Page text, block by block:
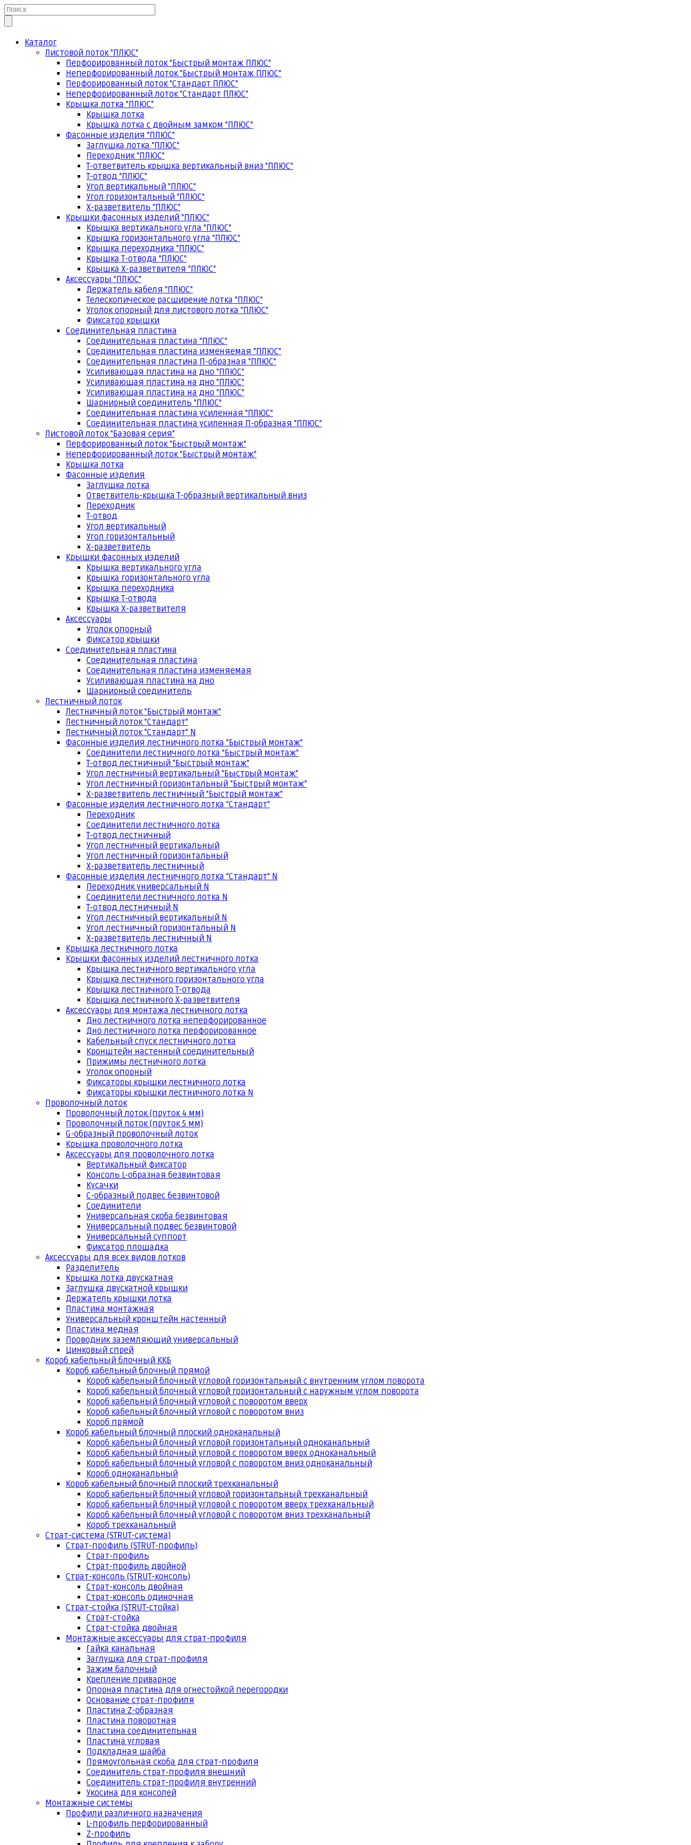
Каталог
Листовой лоток "ПЛЮС"
Перфорированный лоток "Быстрый монтаж ПЛЮС"
Неперфорированный лоток "Быстрый монтаж ПЛЮС"
Перфорированный лоток "Стандарт ПЛЮС"
Неперфорированный лоток "Стандарт ПЛЮС"
Крышка лотка "ПЛЮС"
Крышка лотка
Крышка лотка с двойным замком "ПЛЮС"
Фасонные изделия "ПЛЮС"
Заглушка лотка "ПЛЮС"
Переходник "ПЛЮС"
Т-ответвитель крышка вертикальный вниз "ПЛЮС"
Т-отвод "ПЛЮС"
Угол вертикальный "ПЛЮС"
Угол горизонтальный "ПЛЮС"
Х-разветвитель "ПЛЮС"
Крышки фасонных изделий "ПЛЮС"
Крышка вертикального угла "ПЛЮС"
Крышка горизонтального угла "ПЛЮС"
Крышка переходника "ПЛЮС"
Крышка Т-отвода "ПЛЮС"
Крышка Х-разветвителя "ПЛЮС"
Аксессуары "ПЛЮС"
Держатель кабеля "ПЛЮС"
Телескопическое расширение лотка "ПЛЮС"
Уголок опорный для листового лотка "ПЛЮС"
Фиксатор крышки
Соединительная пластина
Соединительная пластина "ПЛЮС"
Соединительная пластина изменяемая "ПЛЮС"
Соединительная пластина П-образная "ПЛЮС"
Усиливающая пластина на дно "ПЛЮС"
Усиливающая пластина на дно "ПЛЮС"
Усиливающая пластина на дно "ПЛЮС"
Шарнирный соединитель "ПЛЮС"
Соединительная пластина усиленная "ПЛЮС"
Соединительная пластина усиленная П-образная "ПЛЮС"
Листовой лоток "Базовая серия"
Перфорированный лоток "Быстрый монтаж"
Неперфорированный лоток "Быстрый монтаж"
Крышка лотка
Фасонные изделия
Заглушка лотка
Ответвитель-крышка Т-образный вертикальный вниз
Переходник
Т-отвод
Угол вертикальный
Угол горизонтальный
Х-разветвитель
Крышки фасонных изделий
Крышка вертикального угла
Крышка горизонтального угла
Крышка переходника
Крышка Т-отвода
Крышка Х-разветвителя
Аксессуары
Уголок опорный
Фиксатор крышки
Соединительная пластина
Соединительная пластина
Соединительная пластина изменяемая
Усиливающая пластина на дно
Шарнирный соединитель
Лестничный лоток
Лестничный лоток "Быстрый монтаж"
Лестничный лоток "Стандарт"
Лестничный лоток "Стандарт" N
Фасонные изделия лестничного лотка "Быстрый монтаж"
Соединители лестничного лотка "Быстрый монтаж"
Т-отвод лестничный "Быстрый монтаж"
Угол лестничный вертикальный "Быстрый монтаж"
Угол лестничный горизонтальный "Быстрый монтаж"
Х-разветвитель лестничный "Быстрый монтаж"
Фасонные изделия лестничного лотка "Стандарт"
Переходник
Соединители лестничного лотка
Т-отвод лестничный
Угол лестничный вертикальный
Угол лестничный горизонтальный
Х-разветвитель лестничный
Фасонные изделия лестничного лотка "Стандарт" N
Переходник универсальный N
Соединители лестничного лотка N
Т-отвод лестничный N
Угол лестничный вертикальный N
Угол лестничный горизонтальный N
Х-разветвитель лестничный N
Крышка лестничного лотка
Крышки фасонных изделий лестничного лотка
Крышка лестничного вертикального угла
Крышка лестничного горизонтального угла
Крышка лестничного Т-отвода
Крышка лестничного Х-разветвителя
Аксессуары для монтажа лестничного лотка
Дно лестничного лотка неперфорированное
Дно лестничного лотка перфорированное
Кабельный спуск лестничного лотка
Кронштейн настенный соединительный
Прижимы лестничного лотка
Уголок опорный
Фиксаторы крышки лестничного лотка
Фиксаторы крышки лестничного лотка N
Проволочный лоток
Проволочный лоток (пруток 4 мм)
Проволочный лоток (пруток 5 мм)
G-образный проволочный лоток
Крышка проволочного лотка
Аксессуары для проволочного лотка
Вертикальный фиксатор
Консоль L-образная безвинтовая
Кусачки
С-образный подвес безвинтовой
Соединители
Универсальная скоба безвинтовая
Универсальный подвес безвинтовой
Универсальный суппорт
Фиксатор площадка
Аксессуары для всех видов лотков
Разделитель
Крышка лотка двускатная
Заглушка двускатной крышки
Держатель крышки лотка
Пластина монтажная
Универсальный кронштейн настенный
Пластина медная
Проводник заземляющий универсальный
Цинковый спрей
Короб кабельный блочный ККБ
Короб кабельный блочный прямой
Короб кабельный блочный угловой горизонтальный с внутренним углом поворота
Короб кабельный блочный угловой горизонтальный с наружным углом поворота
Короб кабельный блочный угловой с поворотом вверх
Короб кабельный блочный угловой с поворотом вниз
Короб прямой
Короб кабельный блочный плоский одноканальный
Короб кабельный блочный угловой горизонтальный одноканальный
Короб кабельный блочный угловой с поворотом вверх одноканальный
Короб кабельный блочный угловой с поворотом вниз одноканальный
Короб одноканальный
Короб кабельный блочный плоский трехканальный
Короб кабельный блочный угловой горизонтальный трехканальный
Короб кабельный блочный угловой с поворотом вверх трехканальный
Короб кабельный блочный угловой с поворотом вниз трехканальный
Короб трехканальный
Страт-система (STRUT-система)
Страт-профиль (STRUT-профиль)
Страт-профиль
Страт-профиль двойной
Страт-консоль (STRUT-консоль)
Страт-консоль двойная
Страт-консоль одиночная
Страт-стойка (STRUT-стойка)
Страт-стойка
Страт-стойка двойная
Монтажные аксессуары для страт-профиля
Гайка канальная
Заглушка для страт-профиля
Зажим балочный
Крепление приварное
Опорная пластина для огнестойкой перегородки
Основание страт-профиля
Пластина Z-образная
Пластина поворотная
Пластина соединительная
Пластина угловая
Подкладная шайба
Прямоугольная скоба для страт-профиля
Соединитель страт-профиля внешний
Соединитель страт-профиля внутренний
Укосина для консолей
Монтажные системы
Профили различного назначения
L-профиль перфорированный
Z-профиль